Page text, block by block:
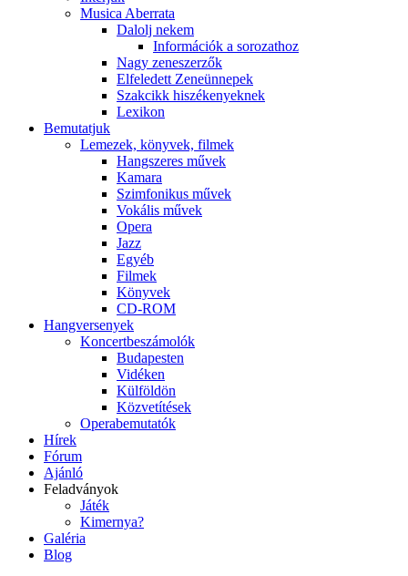
Musica Aberrata
Dalolj nekem
Információk a sorozathoz
Nagy zeneszerzők
Elfeledett Zeneünnepek
Szakcikk hiszékenyeknek
Lexikon
Bemutatjuk
Lemezek, könyvek, filmek
Hangszeres művek
Kamara
Szimfonikus művek
Vokális művek
Opera
Jazz
Egyéb
Filmek
Könyvek
CD-ROM
Hangversenyek
Koncertbeszámolók
Budapesten
Vidéken
Külföldön
Közvetítések
Operabemutatók
Hírek
Fórum
Ajánló
Feladványok
Játék
Kimernya?
Galéria
Blog